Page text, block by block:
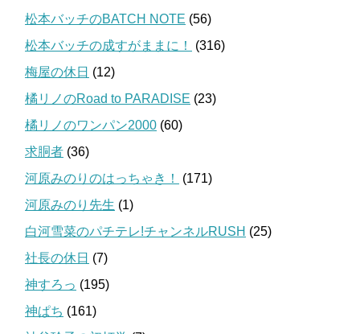
松本バッチのBATCH NOTE (56)
松本バッチの成すがままに！
(316)
梅屋の休日 (12)
橘リノのRoad to PARADISE (23)
橘リノのワンパン2000 (60)
求胴者 (36)
河原みのりのはっちゃき！
(171)
河原みのり先生 (1)
白河雪菜のパチテレ!チャンネルRUSH (25)
社長の休日 (7)
神すろっ (195)
神ぱち (161)